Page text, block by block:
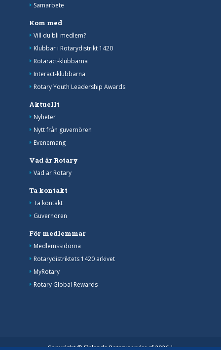
Samarbete
Kom med
Vill du bli medlem?
Klubbar i Rotarydistrikt 1420
Rotaract-klubbarna
Interact-klubbarna
Rotary Youth Leadership Awards
Aktuellt
Nyheter
Nytt från guvernören
Evenemang
Vad är Rotary
Vad är Rotary
Ta kontakt
Ta kontakt
Guvernören
För medlemmar
Medlemssidorna
Rotarydistriktets 1420 arkivet
MyRotary
Rotary Global Rewards
Copyright © Finlands Rotaryservice rf 2026 |